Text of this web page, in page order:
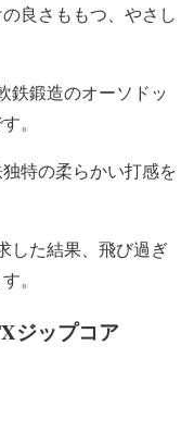
良さももつ、やさし
鉄鍛造のオーソドッ
。
特の柔らかい打感を
した結果、飛び過ぎ
。
ジップコア